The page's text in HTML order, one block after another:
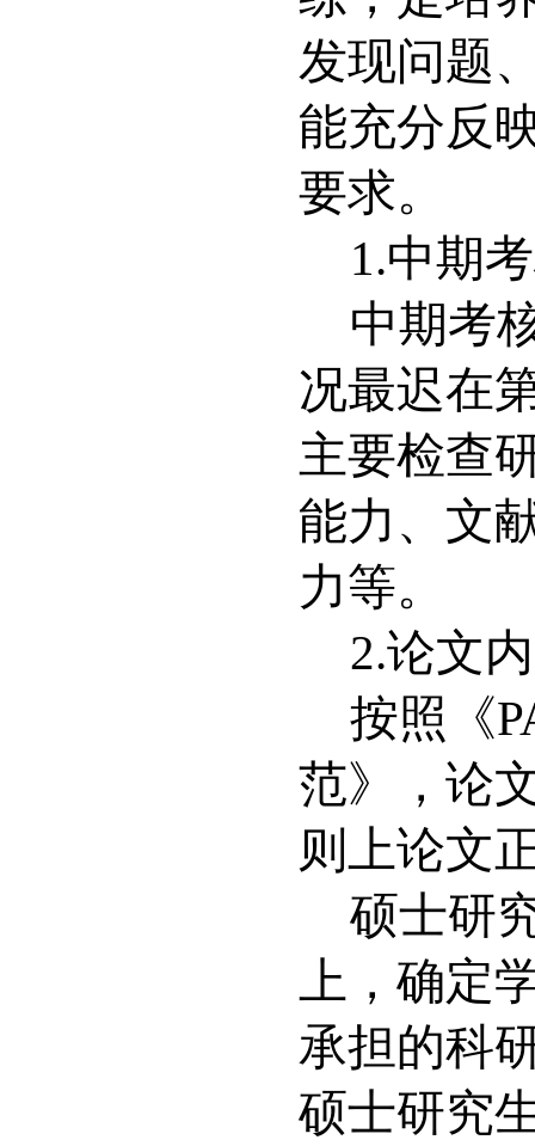
发现问题
能充分反
要求。
1.中期
中期考
况最迟在
主要检查
能力、文
力等。
2.论文
按照《
范》，论
则上论文
硕士研
上，确定
承担的科
硕士研究